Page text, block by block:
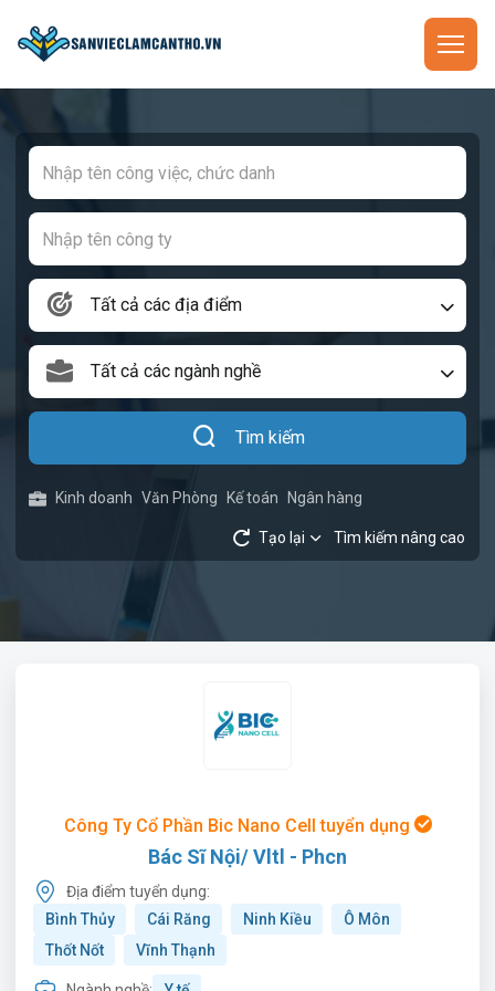
Tất cả các địa điểm
Tất cả các ngành nghề
Tìm kiếm
Kinh doanh Văn Phòng Kế toán Ngân hàng
Tạo lại Tìm kiếm nâng cao
Công Ty Cổ Phần Bic Nano Cell tuyển dụng
Bác Sĩ Nội/ Vltl - Phcn
Địa điểm tuyển dụng:
Bình Thủy
Cái Răng Ninh Kiều
Ô Môn
Thốt Nốt
Vĩnh Thạnh